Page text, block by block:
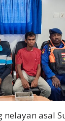
nelayan asal